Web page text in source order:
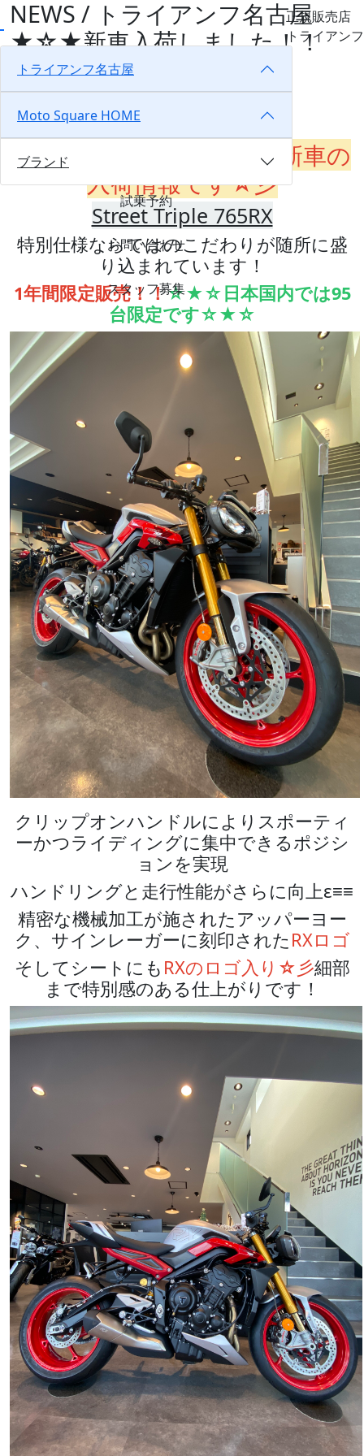
正規販売店
トライアンフ
試乗予約
お問い合わせ
スタッフ募集
トライアンフ名古屋
Moto Square HOME
ブランド
NEWS / トライアンフ名古屋
★☆★新車入荷しました！！
★☆★
★☆★新車入荷しました！！★☆★
トライアンフ名古屋から新車の
入荷情報です☆彡
Street Triple 765RX
特別仕様ならではのこだわりが随所に盛
り込まれています！
1年間限定販売！！☆★☆日本国内では95
台限定です☆★☆
クリップオンハンドルによりスポーティ
ーかつライディングに集中できるポジシ
ョンを実現
ハンドリングと走行性能がさらに向上ε≡≡
精密な機械加工が施されたアッパーヨー
ク、サインレーガーに刻印された RXロゴ
そしてシートにも RXのロゴ入り☆彡細部
まで特別感のある仕上がりです！